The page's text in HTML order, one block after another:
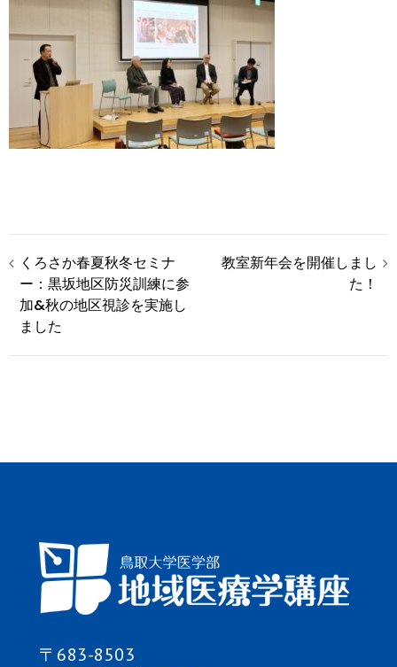
投
稿
ナ
くろさか春夏秋冬セミナ
ー：黒坂地区防災訓練に参
加&秋の地区視診を実施し
ました
教室新年会を開催しまし
た！
〒683-8503